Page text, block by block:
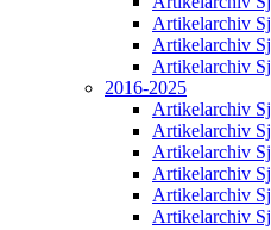
Artikelarchiv
Artikelarchiv
Artikelarchiv
2016-2025
Artikelarchiv
Artikelarchiv
Artikelarchiv
Artikelarchiv
Artikelarchiv
Artikelarchiv